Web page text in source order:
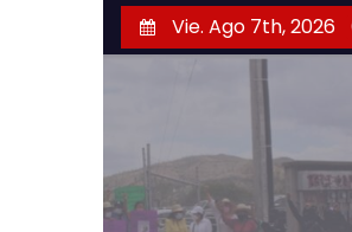
a
r
a
Vie. Ago 7th, 2026